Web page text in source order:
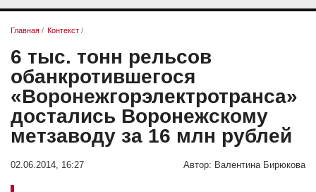
Главная / Контекст /
6 тыс. тонн рельсов
обанкротившегося
«Воронежгорэлектротранса»
достались Воронежскому
метзаводу за 16 млн рублей
02.06.2014, 16:27 Автор: Валентина Бирюкова